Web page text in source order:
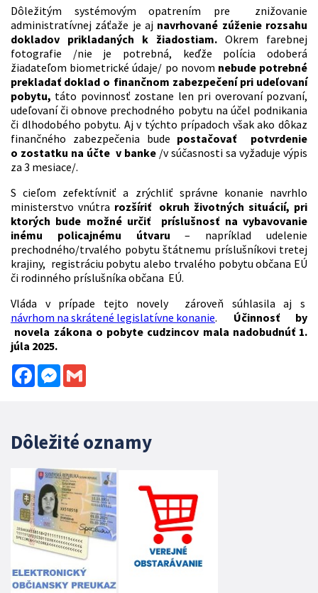
Dôležitým systémovým opatrením pre znižovanie
administratívnej záťaže je aj navrhované zúženie rozsahu
dokladov prikladaných k žiadostiam. Okrem farebnej
fotografie /nie je potrebná, keďže polícia odoberá
žiadateľom biometrické údaje/ po novom nebude potrebné
prekladať doklad o finančnom zabezpečení pri udeľovaní
pobytu, táto povinnosť zostane len pri overovaní pozvaní,
udeľovaní či obnove prechodného pobytu na účel podnikania
či dlhodobého pobytu. Aj v týchto prípadoch však ako dôkaz
finančného zabezpečenia bude postačovať potvrdenie
o zostatku na účte v banke /v súčasnosti sa vyžaduje výpis
za 3 mesiace/.
S cieľom zefektívniť a zrýchliť správne konanie navrhlo
ministerstvo vnútra rozšíriť okruh životných situácií, pri
ktorých bude možné určiť príslušnosť na vybavovanie
inému policajnému útvaru – napríklad udelenie
prechodného/trvalého pobytu štátnemu príslušníkovi tretej
krajiny, registráciu pobytu alebo trvalého pobytu občana EÚ
či rodinného príslušníka občana EÚ.
Vláda v prípade tejto novely zároveň súhlasila aj s
návrhom na skrátené legislatívne konanie. Účinnosť by
novela zákona o pobyte cudzincov mala nadobudnúť 1.
júla 2025.
FacebookMessenger
Dôležité oznamy